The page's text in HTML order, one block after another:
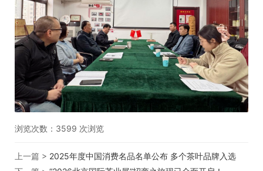
浏览次数： 3599 次浏览
上一篇 > 2025年度中国消费名品名单公布 多个茶叶品牌入选